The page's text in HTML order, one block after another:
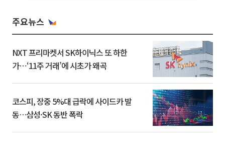
주요뉴스
NXT 프리마켓서 SK하이닉스 또 하한
가⋯‘11주 거래’에 시초가 왜곡
코스피, 장중 5%대 급락에 사이드카 발
동…삼성·SK 동반 폭락